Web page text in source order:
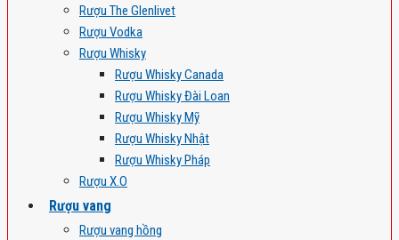
Rượu The Glenlivet
Rượu Vodka
Rượu Whisky
Rượu Whisky Canada
Rượu Whisky Đài Loan
Rượu Whisky Mỹ
Rượu Whisky Nhật
Rượu Whisky Pháp
Rượu X.O
Rượu vang
Rượu vang hồng